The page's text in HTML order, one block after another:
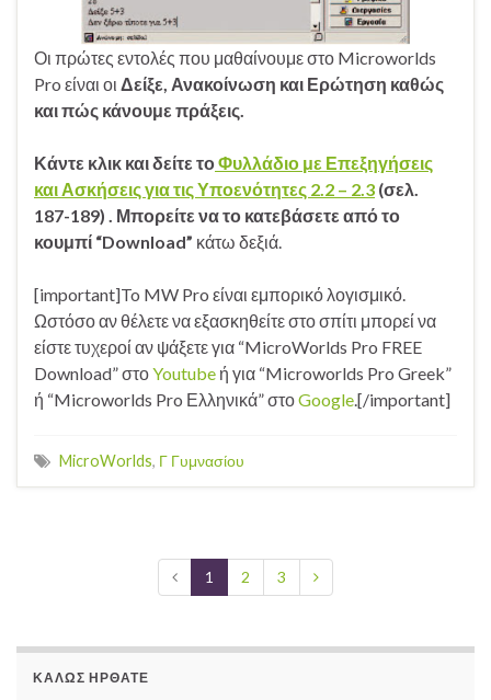
Οι πρώτες εντολές που μαθαίνουμε στο Microworlds
Pro είναι οι Δείξε, Ανακοίνωση και Ερώτηση καθώς
καιπώς κάνουμε πράξεις
Κάντε κλικ και δείτε τοΦυλλάδιο με Επεξηγήσεις
και Ασκήσεις για τις Υποενότητες 2.2 – 2.3 (σελ.
187-189) . Μπορείτε να το κατεβάσετε από το
κουμπί “Download” κάτω δεξιά.
[important]To MW Pro είναι εμπορικό λογισμικό.
Ωστόσο αν θέλετε να εξασκηθείτε στο σπίτι μπορεί να
είστε τυχεροί αν ψάξετε για “MicroWorlds Pro FREE
Download” στοYoutube ή για “Microworlds Pro Greek”
ή “Microworlds Pro Ελληνικά” στοGoogle.[/important]
MicroWorlds, Γ Γυμνασίου
1 2 3
ΚΑΛΏΣ ΉΡΘΑΤΕ